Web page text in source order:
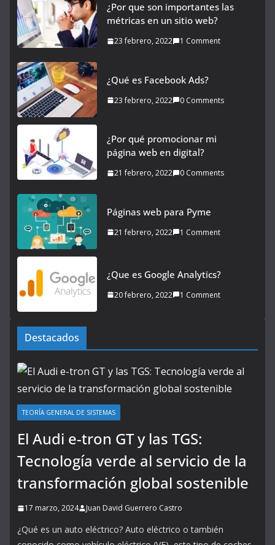
¿Por que son importantes las
métricas en un sitio web?
23 febrero, 2022 1 Comment
¿Qué es Facebook Ads?
23 febrero, 2022 0 Comments
¿Por qué promocionar mi
página web en digital?
21 febrero, 2022 0 Comments
Páginas web para Pyme
21 febrero, 2022 1 Comment
¿Que es Google Analytics?
20 febrero, 2022 1 Comment
Destacados
TEORÍA GENERAL DE SISTEMAS
El Audi e-tron GT y las TGS:
Tecnología verde al servicio de la
transformación global sostenible
17 marzo, 2024 Juan David Guerrero Castro
¿Qué es un auto eléctrico? Auto eléctrico o también